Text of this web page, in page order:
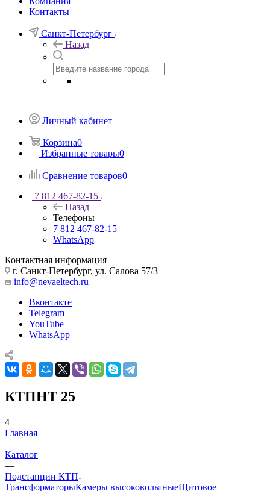
Контакты
Санкт-Петербург
Назад
Личный кабинет
Корзина0
Избранные товары0
Сравнение товаров0
7 812 467-82-15
Назад
Телефоны
7 812 467-82-15
WhatsApp
Контактная информация
г. Санкт-Петербург, ул. Салова 57/3
info@nevaeltech.ru
Вконтакте
Telegram
YouTube
WhatsApp
КТПНТ 25
4
Главная
—
Каталог
—
Подстанции КТП
ТрансформаторыКамеры высоковольтныеЩитовое